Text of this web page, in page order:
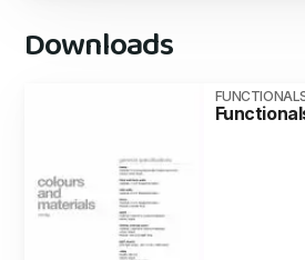
Downloads